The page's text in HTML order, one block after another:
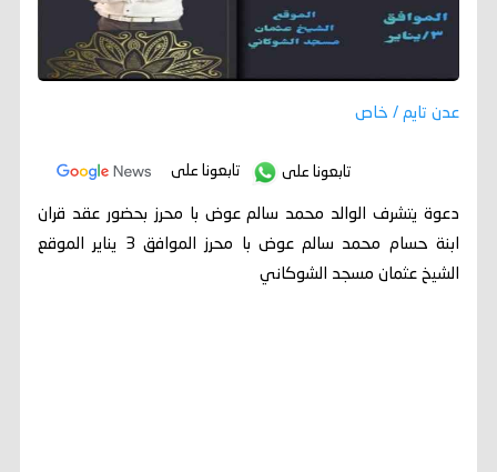
عدن تايم / خاص
تابعونا على تابعونا على
دعوة يتشرف الوالد محمد سالم عوض با محرز بحضور عقد قران
ابنة حسام محمد سالم عوض با محرز الموافق 3 يناير الموقع
الشيخ عثمان مسجد الشوكاني